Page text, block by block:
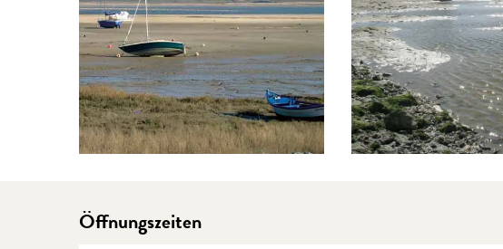
Öffnungszeiten